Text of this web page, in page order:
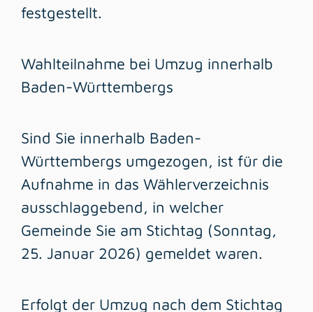
festgestellt.
Wahlteilnahme bei Umzug innerhalb
Baden-Württembergs
Sind Sie innerhalb Baden-
Württembergs umgezogen, ist für die
Aufnahme in das Wählerverzeichnis
ausschlaggebend, in welcher
Gemeinde Sie am Stichtag (Sonntag,
25. Januar 2026) gemeldet waren.
Erfolgt der Umzug nach dem Stichtag